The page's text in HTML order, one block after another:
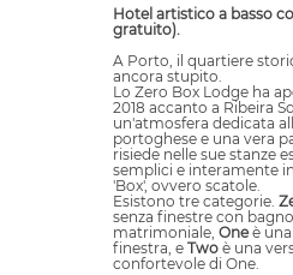
Hotel artistico a basso
gratuito).
A Porto, il quartiere
ancora stupito.
Lo Zero Box Lodge ha
2018 accanto a Ribeira
un'atmosfera dedicata
portoghese e una vera
risiede nelle sue stanze
semplici e interamente
'Box', ovvero scatole.
Esistono tre categorie.
senza finestre con
matrimoniale, Oneè una
finestra, e Two è una
confortevole di One.